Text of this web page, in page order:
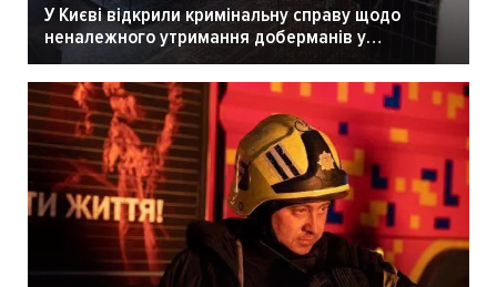
У Києві відкрили кримінальну справу щодо
неналежного утримання доберманів у
розпліднику